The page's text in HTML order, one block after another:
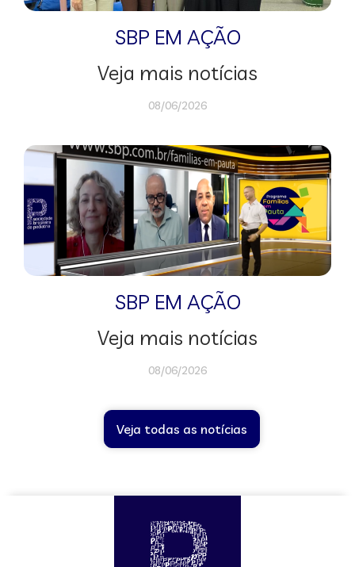
SBP EM AÇÃO
Veja mais notícias
08/06/2026
SBP EM AÇÃO
Veja mais notícias
08/06/2026
Veja todas as notícias